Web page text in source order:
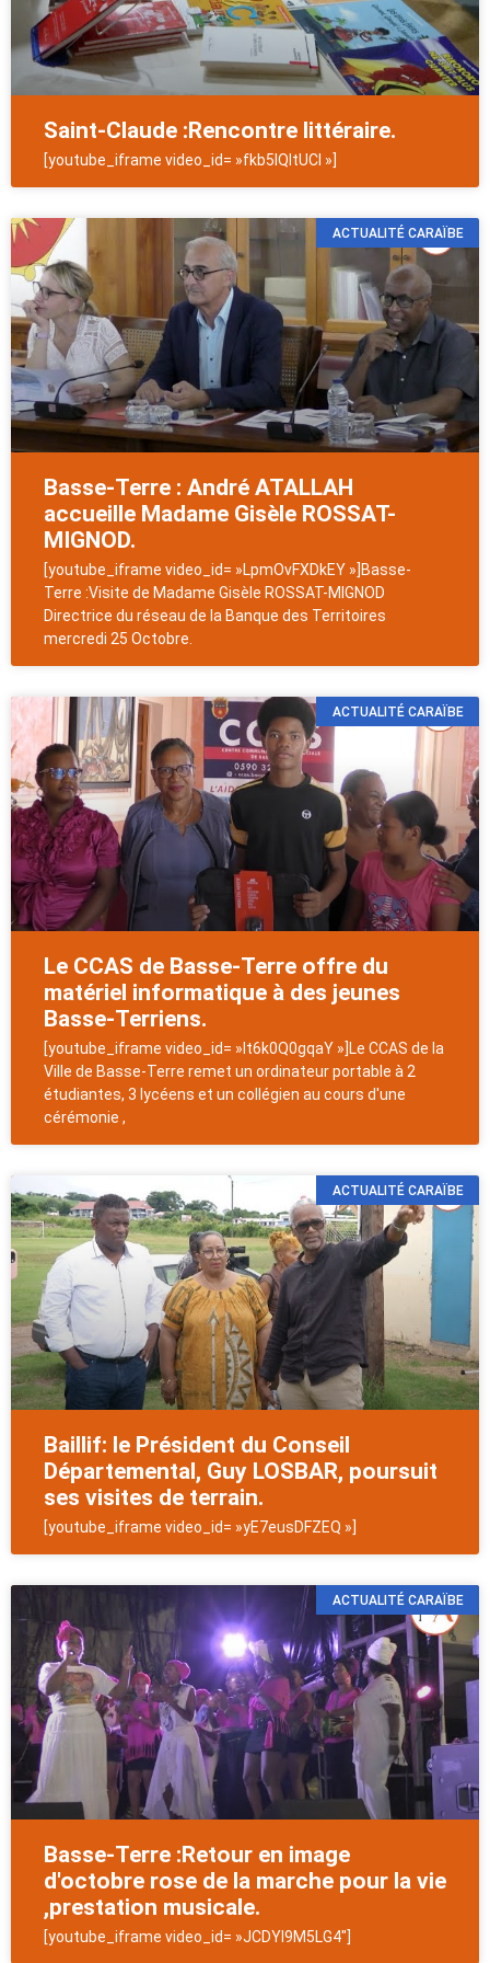
Saint-Claude :Rencontre littéraire.
[youtube_iframe video_id= »fkb5lQItUCI »]
ACTUALITÉ CARAÏBE
Basse-Terre : André ATALLAH
accueille Madame Gisèle ROSSAT-
MIGNOD.
[youtube_iframe video_id= »LpmOvFXDkEY »]Basse-
Terre :Visite de Madame Gisèle ROSSAT-MIGNOD
Directrice du réseau de la Banque des Territoires
mercredi 25 Octobre.
ACTUALITÉ CARAÏBE
Le CCAS de Basse-Terre offre du
matériel informatique à des jeunes
Basse-Terriens.
[youtube_iframe video_id= »It6k0Q0gqaY »]Le CCAS de la
Ville de Basse-Terre remet un ordinateur portable à 2
étudiantes, 3 lycéens et un collégien au cours d'une
cérémonie ,
ACTUALITÉ CARAÏBE
Baillif: le Président du Conseil
Départemental, Guy LOSBAR, poursuit
ses visites de terrain.
[youtube_iframe video_id= »yE7eusDFZEQ »]
ACTUALITÉ CARAÏBE
Basse-Terre :Retour en image
d'octobre rose de la marche pour la vie
,prestation musicale.
[youtube_iframe video_id= »JCDYl9M5LG4″]